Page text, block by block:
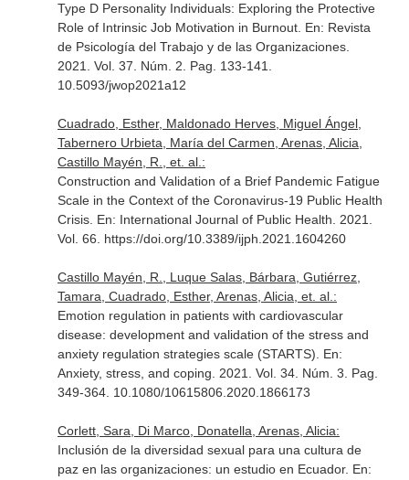
Type D Personality Individuals: Exploring the Protective
Role of Intrinsic Job Motivation in Burnout. En: Revista
de Psicología del Trabajo y de las Organizaciones.
2021. Vol. 37. Núm. 2. Pag. 133-141.
10.5093/jwop2021a12
Cuadrado, Esther, Maldonado Herves, Miguel Ángel,
Tabernero Urbieta, María del Carmen, Arenas, Alicia,
Castillo Mayén, R., et. al.:
Construction and Validation of a Brief Pandemic Fatigue
Scale in the Context of the Coronavirus-19 Public Health
Crisis. En: International Journal of Public Health . 2021.
Vol. 66. https://doi.org/10.3389/ijph.2021.1604260
Castillo Mayén, R., Luque Salas, Bárbara, Gutiérrez,
Tamara, Cuadrado, Esther, Arenas, Alicia, et. al.:
Emotion regulation in patients with cardiovascular
disease: development and validation of the stress and
anxiety regulation strategies scale (STARTS). En:
Anxiety, stress, and coping . 2021. Vol. 34. Núm. 3. Pag.
349-364. 10.1080/10615806.2020.1866173
Corlett, Sara, Di Marco, Donatella, Arenas, Alicia:
Inclusión de la diversidad sexual para una cultura de
paz en las organizaciones: un estudio en Ecuador. En: